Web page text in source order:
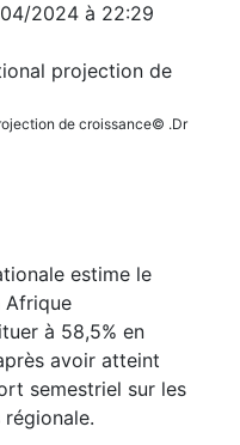
2024 à 22:29
de croissance© .Dr
estime le
Afrique
à 58,5% en
avoir atteint
semestriel sur les